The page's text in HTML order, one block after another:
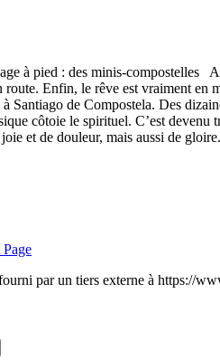
à pied : des minis-compostelles
route. Enfin, le rêve est vraiment
Santiago de Compostela. Des
côtoie le spirituel. C’est
et de douleur, mais aussi de
par un tiers externe à https://